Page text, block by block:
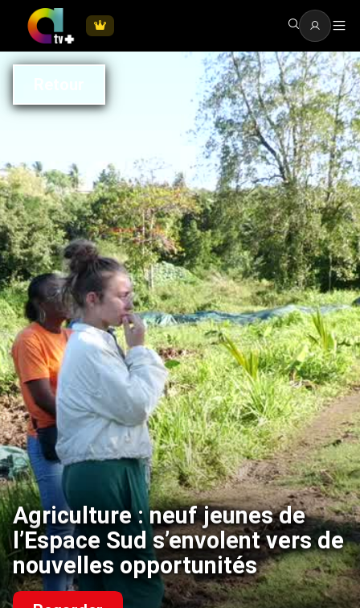
Agriculture : neuf jeunes de
l’Espace Sud s’envolent vers de
nouvelles opportunités